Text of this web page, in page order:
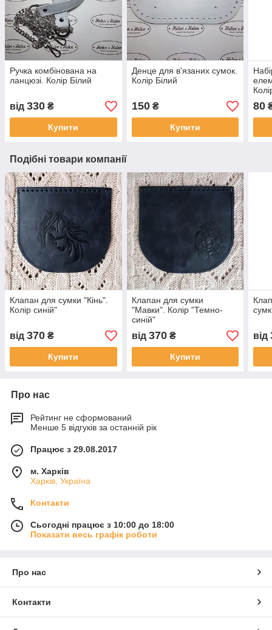
Ручка комбінована на
ланцюзі. Колір Білий
від 330 ₴
Купити
Денце для в'язаних сумок.
Колір Білий
150₴
Купити
80
Подібні товари компанії
Клапан для сумки "Кiнь".
Колір синій"
від 370 ₴
Купити
Клапан для сумки
"Мавки". Колір "Темно-
синій"
від 370₴
Купити
від
Про нас
Рейтинг не сформований
Менше 5 відгуків за останній рік
Працює з 29.08.2017
м. Харків
Харків, Україна
Контакти
Сьогодні працює з 10:00 до 18:00
Показати весь графік роботи
Про нас
Контакти